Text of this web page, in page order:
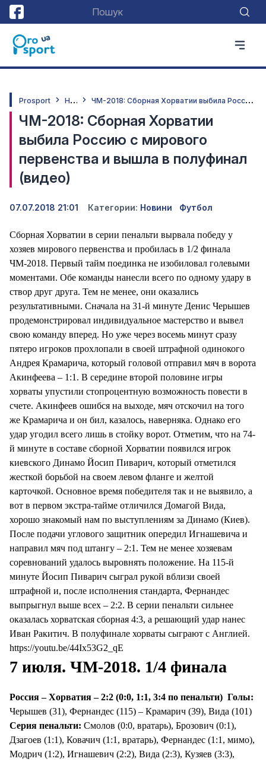
Prosport Н
овини Ч
М-2018: Сборная Хорватии выбила Россию с мирового первенства и вышла в полуфинал (видео)
ЧМ-2018: Сборная Хорватии
выбила Россию с мирового
первенства и вышла в полуфинал
(видео)
07.07.2018 21:01 Категории: Новини Футбол
Сборная Хорватии в серии пенальти вырвала победу у
хозяев мирового первенства и пробилась в 1/2 финала
ЧМ-2018. Первый тайм поединка не изобиловал голевыми
моментами. Обе команды нанесли всего по одному удару в
створ друг друга. Тем не менее, они оказались
результативными. Сначала на 31-й минуте Денис Черышев
продемонстрировал индивидуальное мастерство и вывел
свою команду вперед. Но уже через восемь минут сразу
пятеро игроков прохлопали в своей штрафной одинокого
Андрея Крамарича, который головой отправил мяч в ворота
Акинфеева – 1:1. В середине второй половине игры
хорваты упустили стопроцентную возможность повести в
счете. Акинфеев ошибся на выходе, мяч отскочил на того
же Крамарича и он бил, казалось, наверняка. Однако его
удар угодил всего лишь в стойку ворот. Отметим, что на 74-
й минуте в составе сборной Хорватии появился игрок
киевского Динамо Йосип Пиварич, который отметился
жесткой борьбой на своем левом фланге и желтой
карточкой. Основное время победителя так и не выявило, а
вот в первом экстра-тайме отличился Домагой Вида,
хорошо знакомый нам по выступлениям за Динамо (Киев).
После подачи углового защитник опередил Игнашевича и
направил мяч под штангу – 2:1. Тем не менее хозяевам
соревнований удалось выровнять положение. На 115-й
минуте Йосип Пиварич сыграл рукой вблизи своей
штрафной и, после исполнения стандарта, Фернандес
выпрыгнул выше всех – 2:2. В серии пенальти сильнее
оказалась хорватская сборная 4:3, а решающий удар нанес
Иван Ракитич. В полуфинале хорваты сыграют с Англией.
https://youtu.be/44Ix53G2_qE
7 июля. ЧМ-2018. 1/4 финала
Россия – Хорватия – 2:2 (0:0, 1:1, 3:4 по пенальти) Голы:
Черышев (31), Фернандес (115) – Крамарич (39), Вида (101)
Серия пенальти: Смолов (0:0, вратарь), Брозович (0:1),
Дзагоев (1:1), Ковачич (1:1, вратарь), Фернандес (1:1, мимо),
Модрич (1:2), Игнашевич (2:2), Вида (2:3), Кузяев (3:3),